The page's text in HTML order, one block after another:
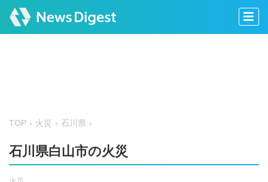
TOP 火災 石川県
石川県白山市の火災